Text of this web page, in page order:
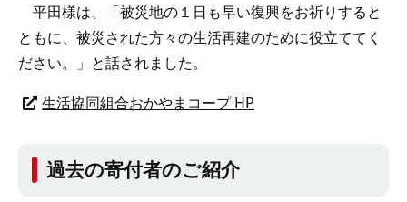
平田様は、「被災地の１日も早い復興をお祈りすると
ともに、被災された方々の生活再建のために役立ててく
ださい。」と話されました。
生活協同組合おかやまコープ HP
過去の寄付者のご紹介